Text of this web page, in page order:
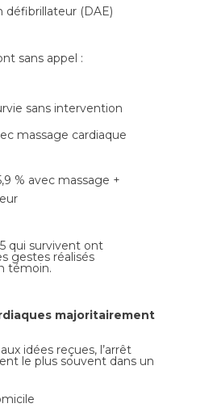
défibrillateur (DAE)
sans appel :
sans intervention
massage cardiaque
% avec massage +
qui survivent ont
gestes réalisés
témoin.
majoritairement
idées reçues, l’arrêt
le plus souvent dans un